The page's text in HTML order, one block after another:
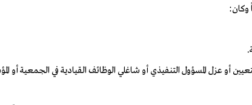
وكان:
الفقرتين (1) أو (2)، ويمتلك السلطة لتعيين أو عزل المسؤول التنفيذي أو شاغلي الوظائف